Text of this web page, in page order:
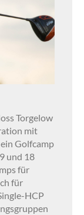
Torgelow
mit
Golfcamp
und 18
für
für
HCP